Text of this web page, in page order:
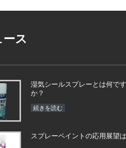
ース
湿気シールスプレーとは何です
か？
続きを読む
スプレーペイントの応用展望